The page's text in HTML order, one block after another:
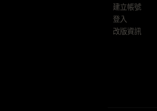
建立帳號
登入
改版資訊